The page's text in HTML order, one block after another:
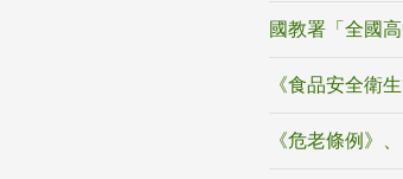
國教署「全國
《食品安全衛
《危老條例》